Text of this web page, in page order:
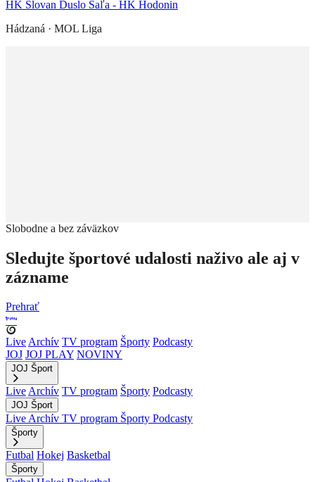
HK Slovan Duslo Šaľa - HK Hodonin
Hádzaná · MOL Liga
Slobodne a bez záväzkov
Sledujte športové udalosti naživo ale aj v
zázname
Prehrať
LiveArchív TV program Športy Podcasty
JOJ JOJ PLAY NOVINY
JOJ Šport
LiveArchív TV program Športy Podcasty
JOJ Šport
LiveArchív TV program Športy Podcasty
Športy
Futbal Hokej Basketbal
Športy